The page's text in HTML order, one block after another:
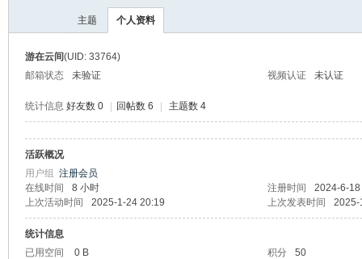
›
主题 个人资料
游在云间(UID: 33764)
邮箱状态
未验证 视频认证 未认证
统计信息 好友数 0 回帖数 6 主题数 4
活跃概况
用户组 注册会员
在线时间
8 小时 注册时间
2024-6-
上次活动时间
2025-1-24 20:19 上次发表时间 2025-
统计信息
已用空间
0 B 积分
50